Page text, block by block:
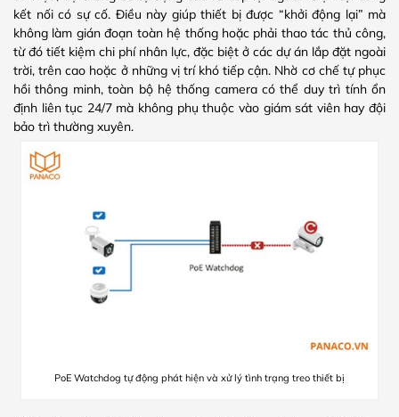
kết nối có sự cố. Điều này giúp thiết bị được “khởi động lại” mà
không làm gián đoạn toàn hệ thống hoặc phải thao tác thủ công,
từ đó tiết kiệm chi phí nhân lực, đặc biệt ở các dự án lắp đặt ngoài
trời, trên cao hoặc ở những vị trí khó tiếp cận. Nhờ cơ chế tự phục
hồi thông minh, toàn bộ hệ thống camera có thể duy trì tính ổn
định liên tục 24/7 mà không phụ thuộc vào giám sát viên hay đội
bảo trì thường xuyên.
PoE Watchdog tự động phát hiện và xử lý tình trạng treo thiết bị